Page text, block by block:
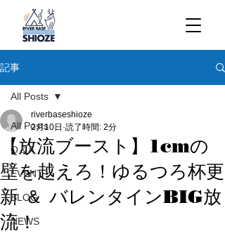
記事
All Posts
Q＆A
EVENT
BLOG
NEWS
All Posts
【放流ブースト】1cmの
壁を越えろ！ゆるつろ杯更
新 ＆ バレンタインBIG放
流！
riverbaseshioze
2月10日 読了時間: 2分